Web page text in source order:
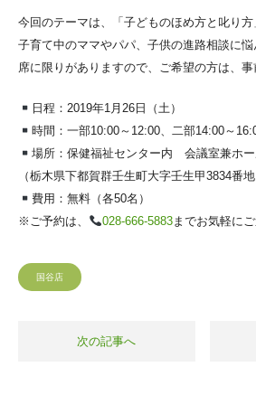
今回のテーマは、「子どものほめ方と叱り方
子育て中のママやパパ、子供の進路相談に悩
席に限りがありますので、ご希望の方は、事
日程：2019年1月26日（土）
時間：一部10:00～12:00、二部14:00～
場所：保健福祉センター内 会議室兼ホー
（栃木県下都賀群壬生町大字壬生甲3834番地
費用：無料（各50名）
※ご予約は、
028-666-5883までお気軽にご
国谷店
次の記事へ